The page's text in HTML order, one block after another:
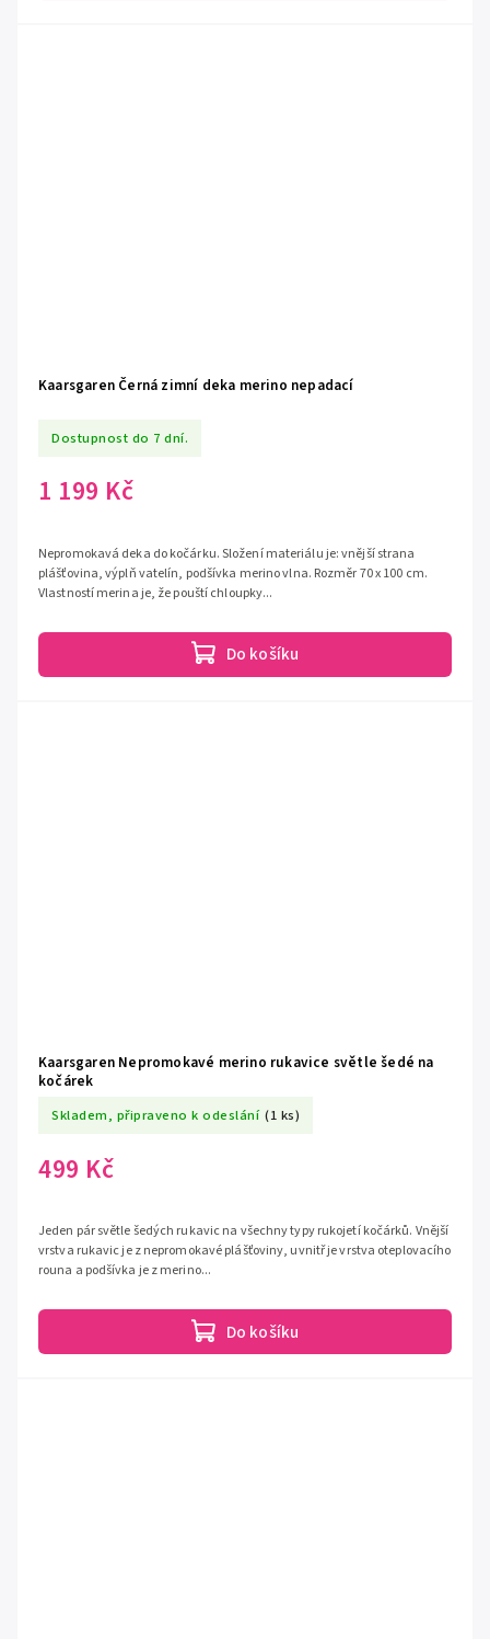
Kaarsgaren Černá zimní deka merino nepadací
Dostupnost do 7 dní.
1 199 Kč
Do košíku
Nepromokavá deka do kočárku. Složení materiálu je: vnější strana
plášťovina, výplň vatelín, podšívka merino vlna. Rozměr 70 x 100 cm.
Vlastností merina je, že pouští chloupky...
Kaarsgaren Nepromokavé merino rukavice světle šedé na
kočárek
Skladem, připraveno k odeslání (1 ks)
499 Kč
Do košíku
Jeden pár světle šedých rukavic na všechny typy rukojetí kočárků. Vnější
vrstva rukavic je z nepromokavé plášťoviny, uvnitř je vrstva oteplovacího
rouna a podšívka je z merino...